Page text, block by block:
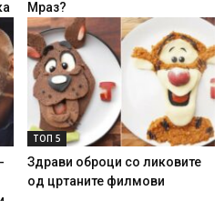
Мраз?
ТОП 5
Здрави оброци со ликовите
од цртаните филмови